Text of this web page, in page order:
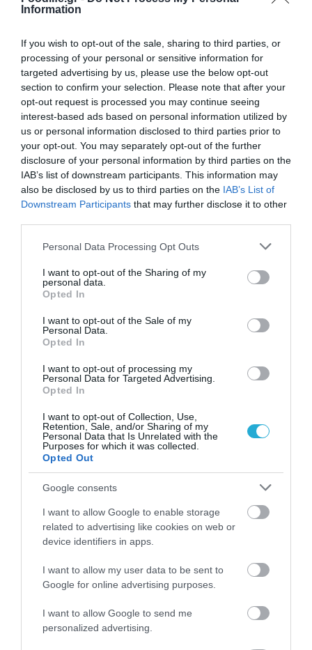
Information
If you wish to opt-out of the sale, sharing to third parties, or
processing of your personal or sensitive information for
targeted advertising by us, please use the below opt-out
section to confirm your selection. Please note that after your
opt-out request is processed you may continue seeing
interest-based ads based on personal information utilized by
us or personal information disclosed to third parties prior to
your opt-out. You may separately opt-out of the further
disclosure of your personal information by third parties on the
IAB’s list of downstream participants. This information may
also be disclosed by us to third parties on the IAB’s List of
Downstream Participants that may further disclose it to other
Please note that this website/app uses one or more Google
not limited to your visit or usage behaviour. You may click to
grant or deny consent to Google and its third-party tags to
use your data for below specified purposes in below Google
consent section.
Personal Data Processing Opt Outs
I want to opt-out of the Sharing of my
personal data.
Opted In
I want to opt-out of the Sale of my
Personal Data.
Opted In
I want to opt-out of processing my
Personal Data for Targeted Advertising.
Opted In
I want to opt-out of Collection, Use,
Retention, Sale, and/or Sharing of my
Personal Data that Is Unrelated with the
Purposes for which it was collected.
Opted Out
Google consents
I want to allow Google to enable storage
related to advertising like cookies on web or
device identifiers in apps.
I want to allow my user data to be sent to
Google for online advertising purposes.
I want to allow Google to send me
personalized advertising.
Τετάρτη σε συνεργασία με το Olicatessen,
προσφέροντας στους επισκέπτες του
ξενοδοχείου αλλά και στο κοινό της πόλης
την ευκαιρία να ανακαλύψουν διαφορετικές
ποικιλίες ελληνικού ελαιολάδου και
επιλεγμένα μέλια μέσα από μία ξεχωριστή
εμπειρία γευσιγνωσίας.
ΠΕΡΙΣΣΟΤΕΡA
03.08.2026
Το ελληνικό νησί που «υμνεί» η βρετανική
Express